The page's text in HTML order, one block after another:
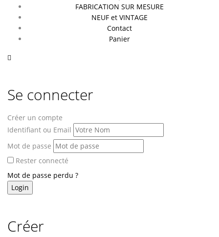
FABRICATION SUR MESURE
NEUF et VINTAGE
Contact
Panier
Se connecter
Créer un compte
Identifiant ou Email
Mot de passe
Rester connecté
Mot de passe perdu ?
Créer